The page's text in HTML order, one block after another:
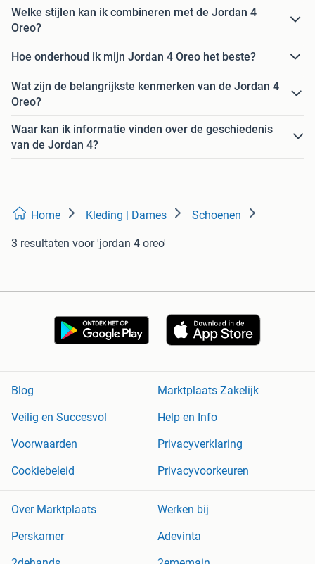
Welke stijlen kan ik combineren met de Jordan 4
Oreo?
Hoe onderhoud ik mijn Jordan 4 Oreo het beste?
Wat zijn de belangrijkste kenmerken van de Jordan 4
Oreo?
Waar kan ik informatie vinden over de geschiedenis
van de Jordan 4?
Home Kleding | Dames Schoenen
3 resultaten voor 'jordan 4 oreo'
Blog
Marktplaats Zakelijk
Veilig en Succesvol
Help en Info
Voorwaarden
Privacyverklaring
Cookiebeleid
Privacyvoorkeuren
Over Marktplaats
Werken bij
Perskamer
Adevinta